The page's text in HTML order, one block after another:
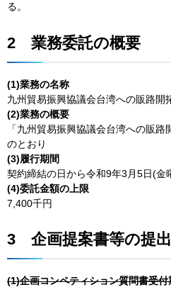
る。
2 業務委託の概要
(1)業務の名称
九州貿易振興協議会台湾への販路開
(2)業務の概要
「九州貿易振興協議会台湾への販路
のとおり
(3)履行期間
契約締結の日から令和9年3月5日(金
(4)委託金額の上限
7,400千円
3 企画提案書等の提出
(1)企画コンペティション質問書受付